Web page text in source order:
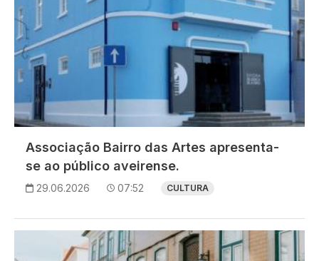
Associação Bairro das Artes apresenta-
se ao público aveirense.
29.06.2026 07:52 CULTURA